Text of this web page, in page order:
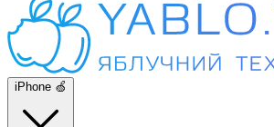
iPhone 🍏